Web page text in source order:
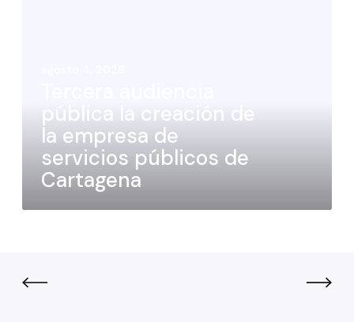
pública la creación de
la empresa de
servicios públicos de
Cartagena